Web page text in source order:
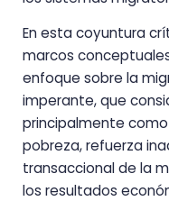
En esta coyuntura
marcos
enfoque sobre la
imperante, que
principalmente
pobreza, refuerza
transaccional de la
los resultados